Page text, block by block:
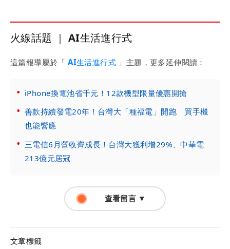
火線話題 ｜ AI生活進行式
這篇報導屬於「AI生活進行式 」主題，更多延伸閱讀：
iPhone換電池省千元！12款機型限量優惠開搶
善款持續發電20年！台灣大「種福電」開跑 買手機
也能響應
三電信6月營收齊成長！台灣大獲利增29%、中華電
213億元居冠
查看留言 ▼
文章標籤